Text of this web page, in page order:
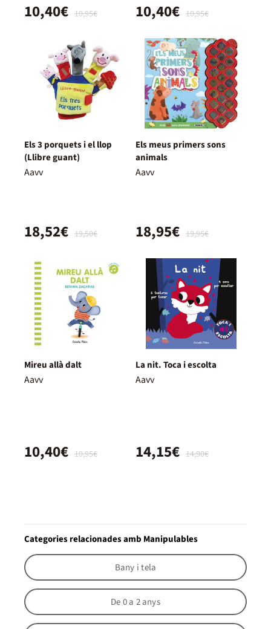
10,95€
10,40€ 10,95€
10,40€
Els 3 porquets i el llop
(Llibre guant)
Aavv
19,50€
18,52€
Els meus primers sons
animals
Aavv
19,95€
18,95€
Mireu allà dalt
Aavv
10,95€
10,40€
La nit. Toca i escolta
Aavv
14,90€
14,15€
Categories relacionades amb Manipulables
Bany i tela
De 0 a 2 anys